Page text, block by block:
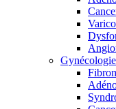
Gynécologie